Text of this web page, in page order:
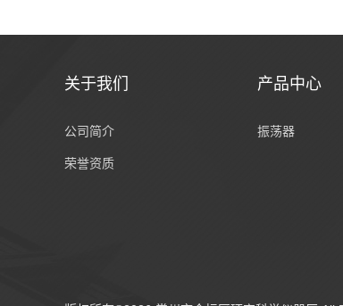
关于我们
公司简介
荣誉资质
产品中心
振荡器